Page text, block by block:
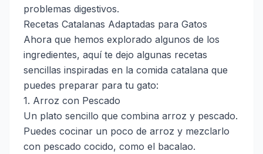
problemas digestivos.
Recetas Catalanas Adaptadas para Gatos
Ahora que hemos explorado algunos de los
ingredientes, aquí te dejo algunas recetas
sencillas inspiradas en la comida catalana que
puedes preparar para tu gato:
1. Arroz con Pescado
Un plato sencillo que combina arroz y pescado.
Puedes cocinar un poco de arroz y mezclarlo
con pescado cocido, como el bacalao.